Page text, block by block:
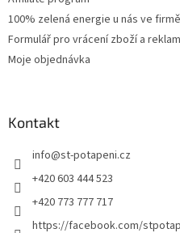
100% zelená energie u nás ve
Formulář pro vrácení zboží a
Moje objednávka
Kontakt
info@st-potapeni.cz
+420 603 444 523
+420 773 777 717
https://facebook.com/